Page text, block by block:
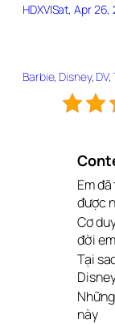
HDXV|Sat, Apr 26,
Barbie, Disney, DV,
Em
được
Cơ
đời
Tại
này